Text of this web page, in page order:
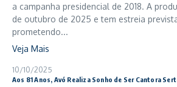
a campanha presidencial de 2018. A
de outubro de 2025 e tem estreia
prometendo...
Veja Mais
10/10/2025
Aos 81 Anos, Avó Realiza Sonho de Ser Cantora